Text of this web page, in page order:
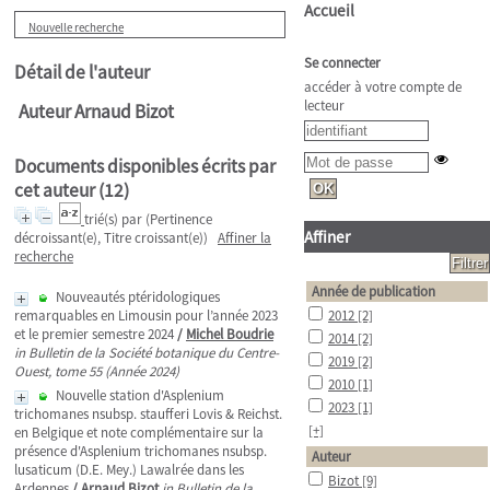
Nouvelle recherche
Détail de l'auteur
Auteur Arnaud Bizot
Documents disponibles écrits par
cet auteur (12)
trié(s) par (Pertinence
décroissant(e), Titre croissant(e)) Affiner la
recherche
Nouveautés ptéridologiques
remarquables en Limousin pour l’année 2023
et le premier semestre 2024/ Michel Boudrie
in Bulletin de la Société botanique du Centre-
Ouest, tome 55 (Année 2024)
Nouvelle station d'Asplenium
trichomanes nsubsp. staufferi Lovis & Reichst.
en Belgique et note complémentaire sur la
présence d'Asplenium trichomanes nsubsp.
lusaticum (D.E. Mey.) Lawalrée dans les
Accueil
Se connecter
accéder à votre compte de
lecteur
Affiner
Année de publication
2012 [2]
2014 [2]
2019 [2]
2010 [1]
2023 [1]
[+]
Auteur
Bizot [9]